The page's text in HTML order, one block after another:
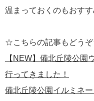
温まっておくのもおすす
☆こちらの記事もどう
【NEW】備北丘陵公園
行ってきました！
備北丘陵公園イルミネ